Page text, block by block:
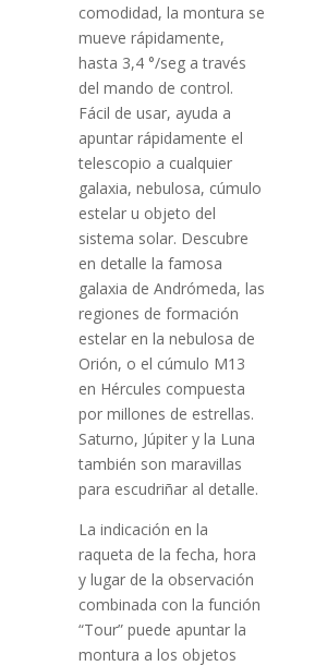
comodidad, la montura se
mueve rápidamente,
hasta 3,4 °/seg a través
del mando de control.
Fácil de usar, ayuda a
apuntar rápidamente el
telescopio a cualquier
galaxia, nebulosa, cúmulo
estelar u objeto del
sistema solar. Descubre
en detalle la famosa
galaxia de Andrómeda, las
regiones de formación
estelar en la nebulosa de
Orión, o el cúmulo M13
en Hércules compuesta
por millones de estrellas.
Saturno, Júpiter y la Luna
también son maravillas
para escudriñar al detalle.
La indicación en la
raqueta de la fecha, hora
y lugar de la observación
combinada con la función
“Tour” puede apuntar la
montura a los objetos